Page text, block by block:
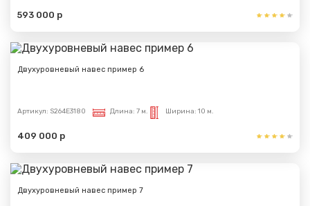
593 000 р
Двухуровневый навес пример 6
Артикул: S264E3180 Длина: 7 м. Ширина: 10 м.
409 000 р
Двухуровневый навес пример 7